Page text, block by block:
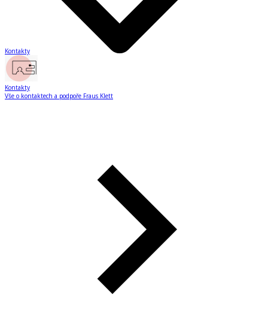
Kontakty
Kontakty
Vše o kontaktech a podpoře Fraus Klett